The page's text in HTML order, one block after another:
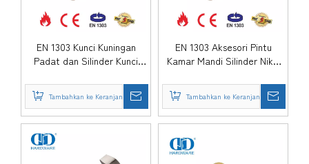
EN 1303 Kunci Kuningan
Padat dan Silinder Kunci
Tambahkan ke Keranjang
EN 1303 Aksesori Pintu
Kamar Mandi Silinder Nikel
DDLC001-70mm-SN
Tambahkan ke Keranjang